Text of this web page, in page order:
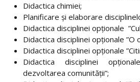
Didactica chimiei;
Planificare și elaborare
Didactica disciplinei opționale
Didactica disciplinei opționale ”O
Didactica disciplinei opționale
Didactica disciplinei
dezvoltarea comunităţii”;